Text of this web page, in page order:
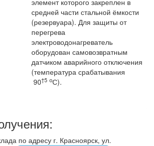
элемент которого закреплен в
средней части стальной ёмкости
(резервуара). Для защиты от
перегрева
электроводонагреватель
оборудован самовозвратным
датчиком аварийного отключения
(температура срабатывания
90†5 оС).
по адресу г. Красноярск, ул.